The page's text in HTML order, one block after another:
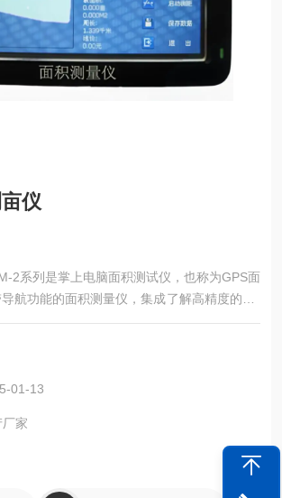
仪
2系列是掌上电脑面积测试仪，也称为GPS面
航功能的面积测量仪，集成了解高精度的GP
面积计算方法和智能化的掌上电脑系统，能
01-13
家